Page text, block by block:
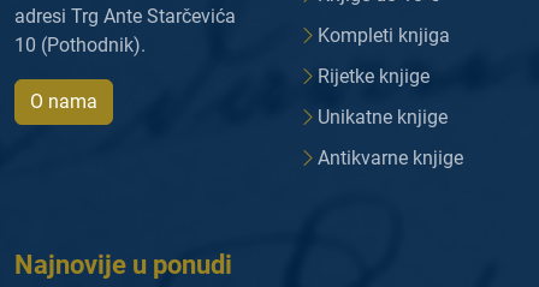
adresi Trg Ante Starčevića
10 (Pothodnik).
O nama
Kompleti knjiga
Rijetke knjige
Unikatne knjige
Antikvarne knjige
Najnovije u ponudi